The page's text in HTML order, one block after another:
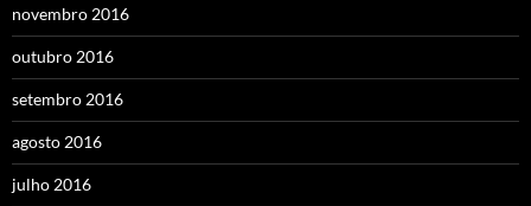
novembro 2016
outubro 2016
setembro 2016
agosto 2016
julho 2016